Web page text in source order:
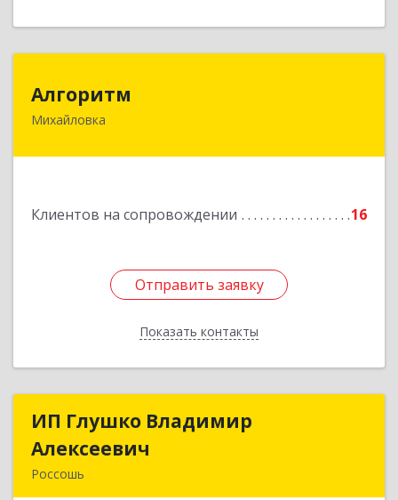
Алгоритм
Михайловка
Клиентов на сопровождении 16
Отправить заявку
Показать контакты
Отправить заявку
Назад
ИП Глушко Владимир
Алексеевич
Россошь
ИП Глушко Владимир